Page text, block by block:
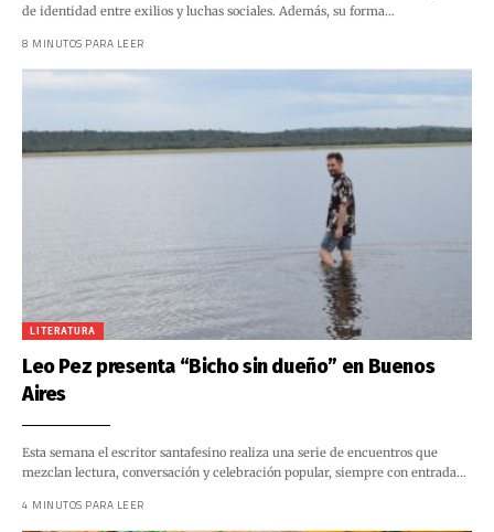
de identidad entre exilios y luchas sociales. Además, su forma…
8 MINUTOS PARA LEER
LITERATURA
Leo Pez presenta “Bicho sin dueño” en Buenos
Aires
Esta semana el escritor santafesino realiza una serie de encuentros que
mezclan lectura, conversación y celebración popular, siempre con entrada…
4 MINUTOS PARA LEER